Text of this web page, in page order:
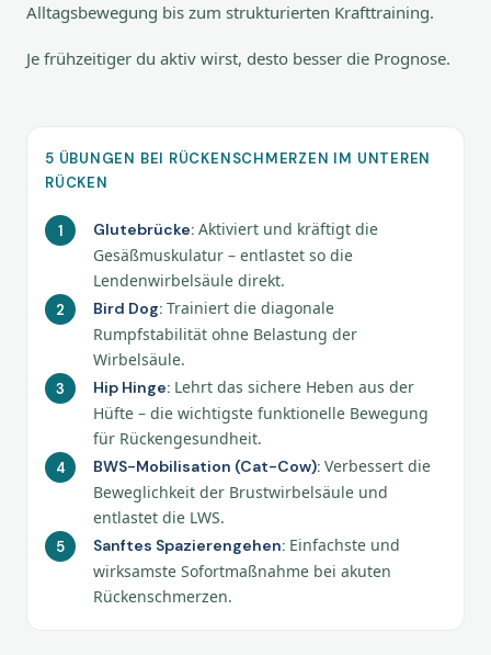
Alltagsbewegung bis zum strukturierten Krafttraining.
Je frühzeitiger du aktiv wirst, desto besser die Prognose.
5 ÜBUNGEN BEI RÜCKENSCHMERZEN IM UNTEREN
RÜCKEN
Glutebrücke: Aktiviert und kräftigt die
Gesäßmuskulatur – entlastet so die
Lendenwirbelsäule direkt.
Bird Dog: Trainiert die diagonale
Rumpfstabilität ohne Belastung der
Wirbelsäule.
Hip Hinge: Lehrt das sichere Heben aus der
Hüfte – die wichtigste funktionelle Bewegung
für Rückengesundheit.
BWS-Mobilisation (Cat-Cow): Verbessert die
Beweglichkeit der Brustwirbelsäule und
entlastet die LWS.
Sanftes Spazierengehen: Einfachste und
wirksamste Sofortmaßnahme bei akuten
Rückenschmerzen.